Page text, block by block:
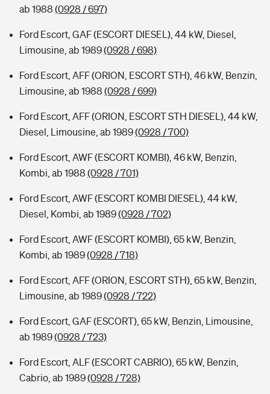
ab 1988 (0928 / 697)
Ford Escort, GAF (ESCORT DIESEL), 44 kW, Diesel,
Limousine, ab 1989(0928 / 698)
Ford Escort, AFF (ORION, ESCORT STH), 46 kW, Benzin,
Limousine, ab 1988 (0928 / 699)
Ford Escort, AFF (ORION, ESCORT STH DIESEL), 44 kW,
Diesel, Limousine, ab 1989(0928 / 700)
Ford Escort, AWF (ESCORT KOMBI), 46 kW, Benzin,
Kombi, ab 1988 (0928 / 701)
Ford Escort, AWF (ESCORT KOMBI DIESEL), 44 kW,
Diesel, Kombi, ab 1989(0928 / 702)
Ford Escort, AWF (ESCORT KOMBI), 65 kW, Benzin,
Kombi, ab 1989(0928 / 718)
Ford Escort, AFF (ORION, ESCORT STH), 65 kW, Benzin,
Limousine, ab 1989(0928 / 722)
Ford Escort, GAF (ESCORT), 65 kW, Benzin, Limousine,
ab 1989(0928 / 723)
Ford Escort, ALF (ESCORT CABRIO), 65 kW, Benzin,
Cabrio, ab 1989(0928 / 728)